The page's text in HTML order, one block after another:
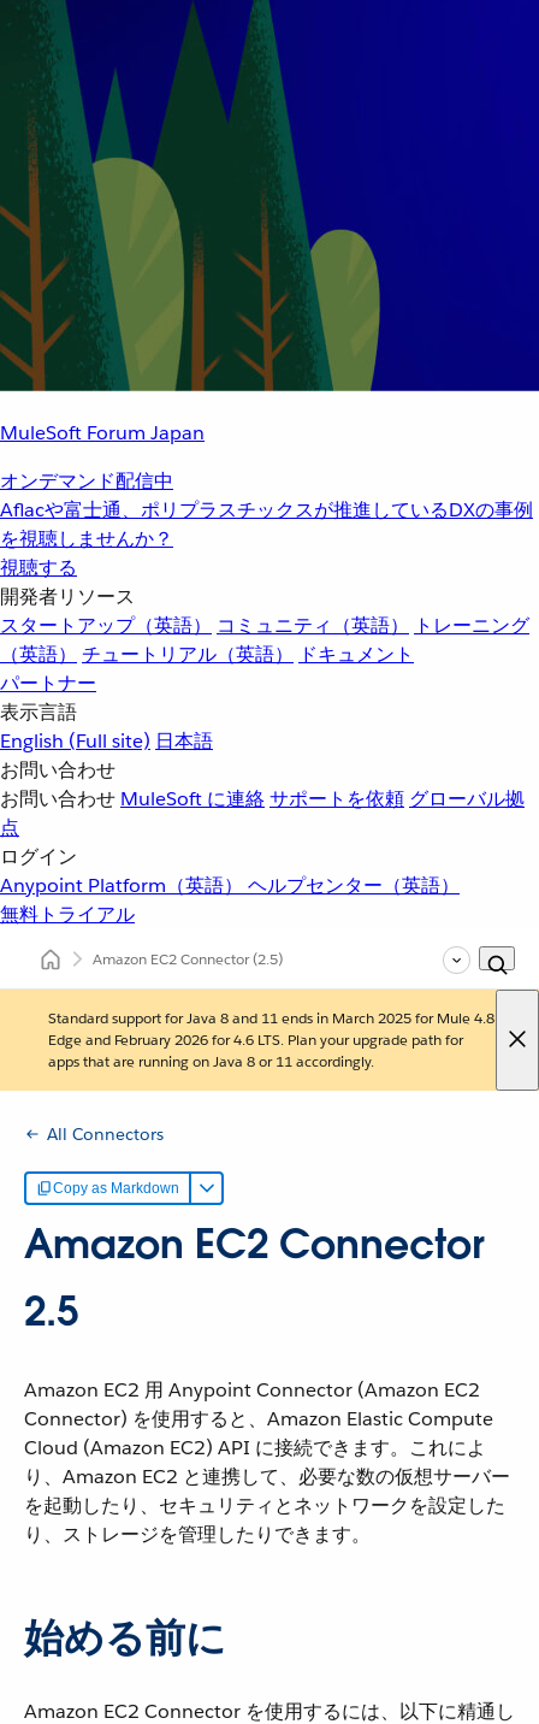
MuleSoft Forum Japan
オンデマンド配信中
Aflacや富士通、ポリプラスチックスが推進しているDXの事例
を視聴しませんか？
視聴する
開発者リソース
スタートアップ（英語）
コミュニティ（英語）
トレーニング
（英語）
チュートリアル（英語）
ドキュメント
パートナー
表示言語
English (Full site) 日本語
お問い合わせ
お問い合わせ MuleSoft に連絡サポートを依頼 グローバル拠
点
ログイン
Anypoint Platform（英語） ヘルプセンター（英語）
無料トライアル
Amazon EC2 Connector(2.5)
Standard support for Java 8 and 11 ends in March 2025 for Mule 4.8
Edge and February 2026 for 4.6 LTS. Plan your upgrade path for
apps that are running on Java 8 or 11 accordingly.
All Connectors
Copy as Markdown
Amazon EC2 Connector
2.5
Amazon EC2 用 Anypoint Connector (Amazon EC2
Connector) を使用すると、Amazon Elastic Compute
Cloud (Amazon EC2) API に接続できます。これによ
り、Amazon EC2 と連携して、必要な数の仮想サーバー
を起動したり、セキュリティとネットワークを設定した
り、ストレージを管理したりできます。
始める前に
Amazon EC2 Connector を使用するには、以下に精通し